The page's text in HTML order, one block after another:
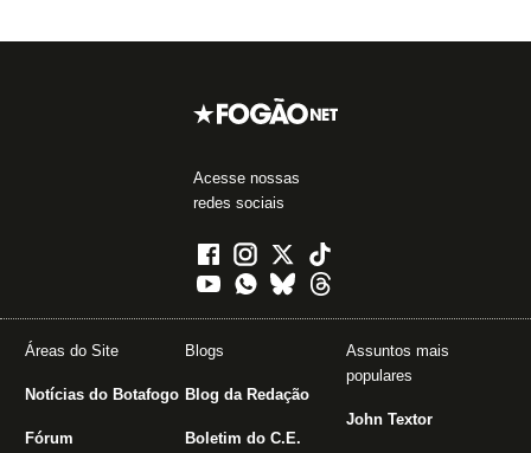
Acesse nossas
redes sociais
Áreas do Site
Notícias do Botafogo
Fórum
Blogs
Blog da Redação
Boletim do C.E.
Assuntos mais
populares
John Textor